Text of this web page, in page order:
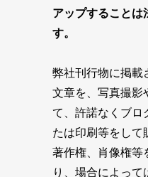
アップすることは
す。
弊社刊行物に掲載
文章を、写真撮影
て、許諾なくブロ
たは印刷等をして
著作権、肖像権等
り、場合によって